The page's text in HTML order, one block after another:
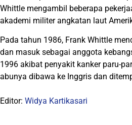
Whittle mengambil beberapa
akademi militer angkatan laut
Pada tahun 1986, Frank Whittle
dan masuk sebagai anggota
1996 akibat penyakit kanker paru-
abunya dibawa ke Inggris dan
Editor: Widya Kartikasari